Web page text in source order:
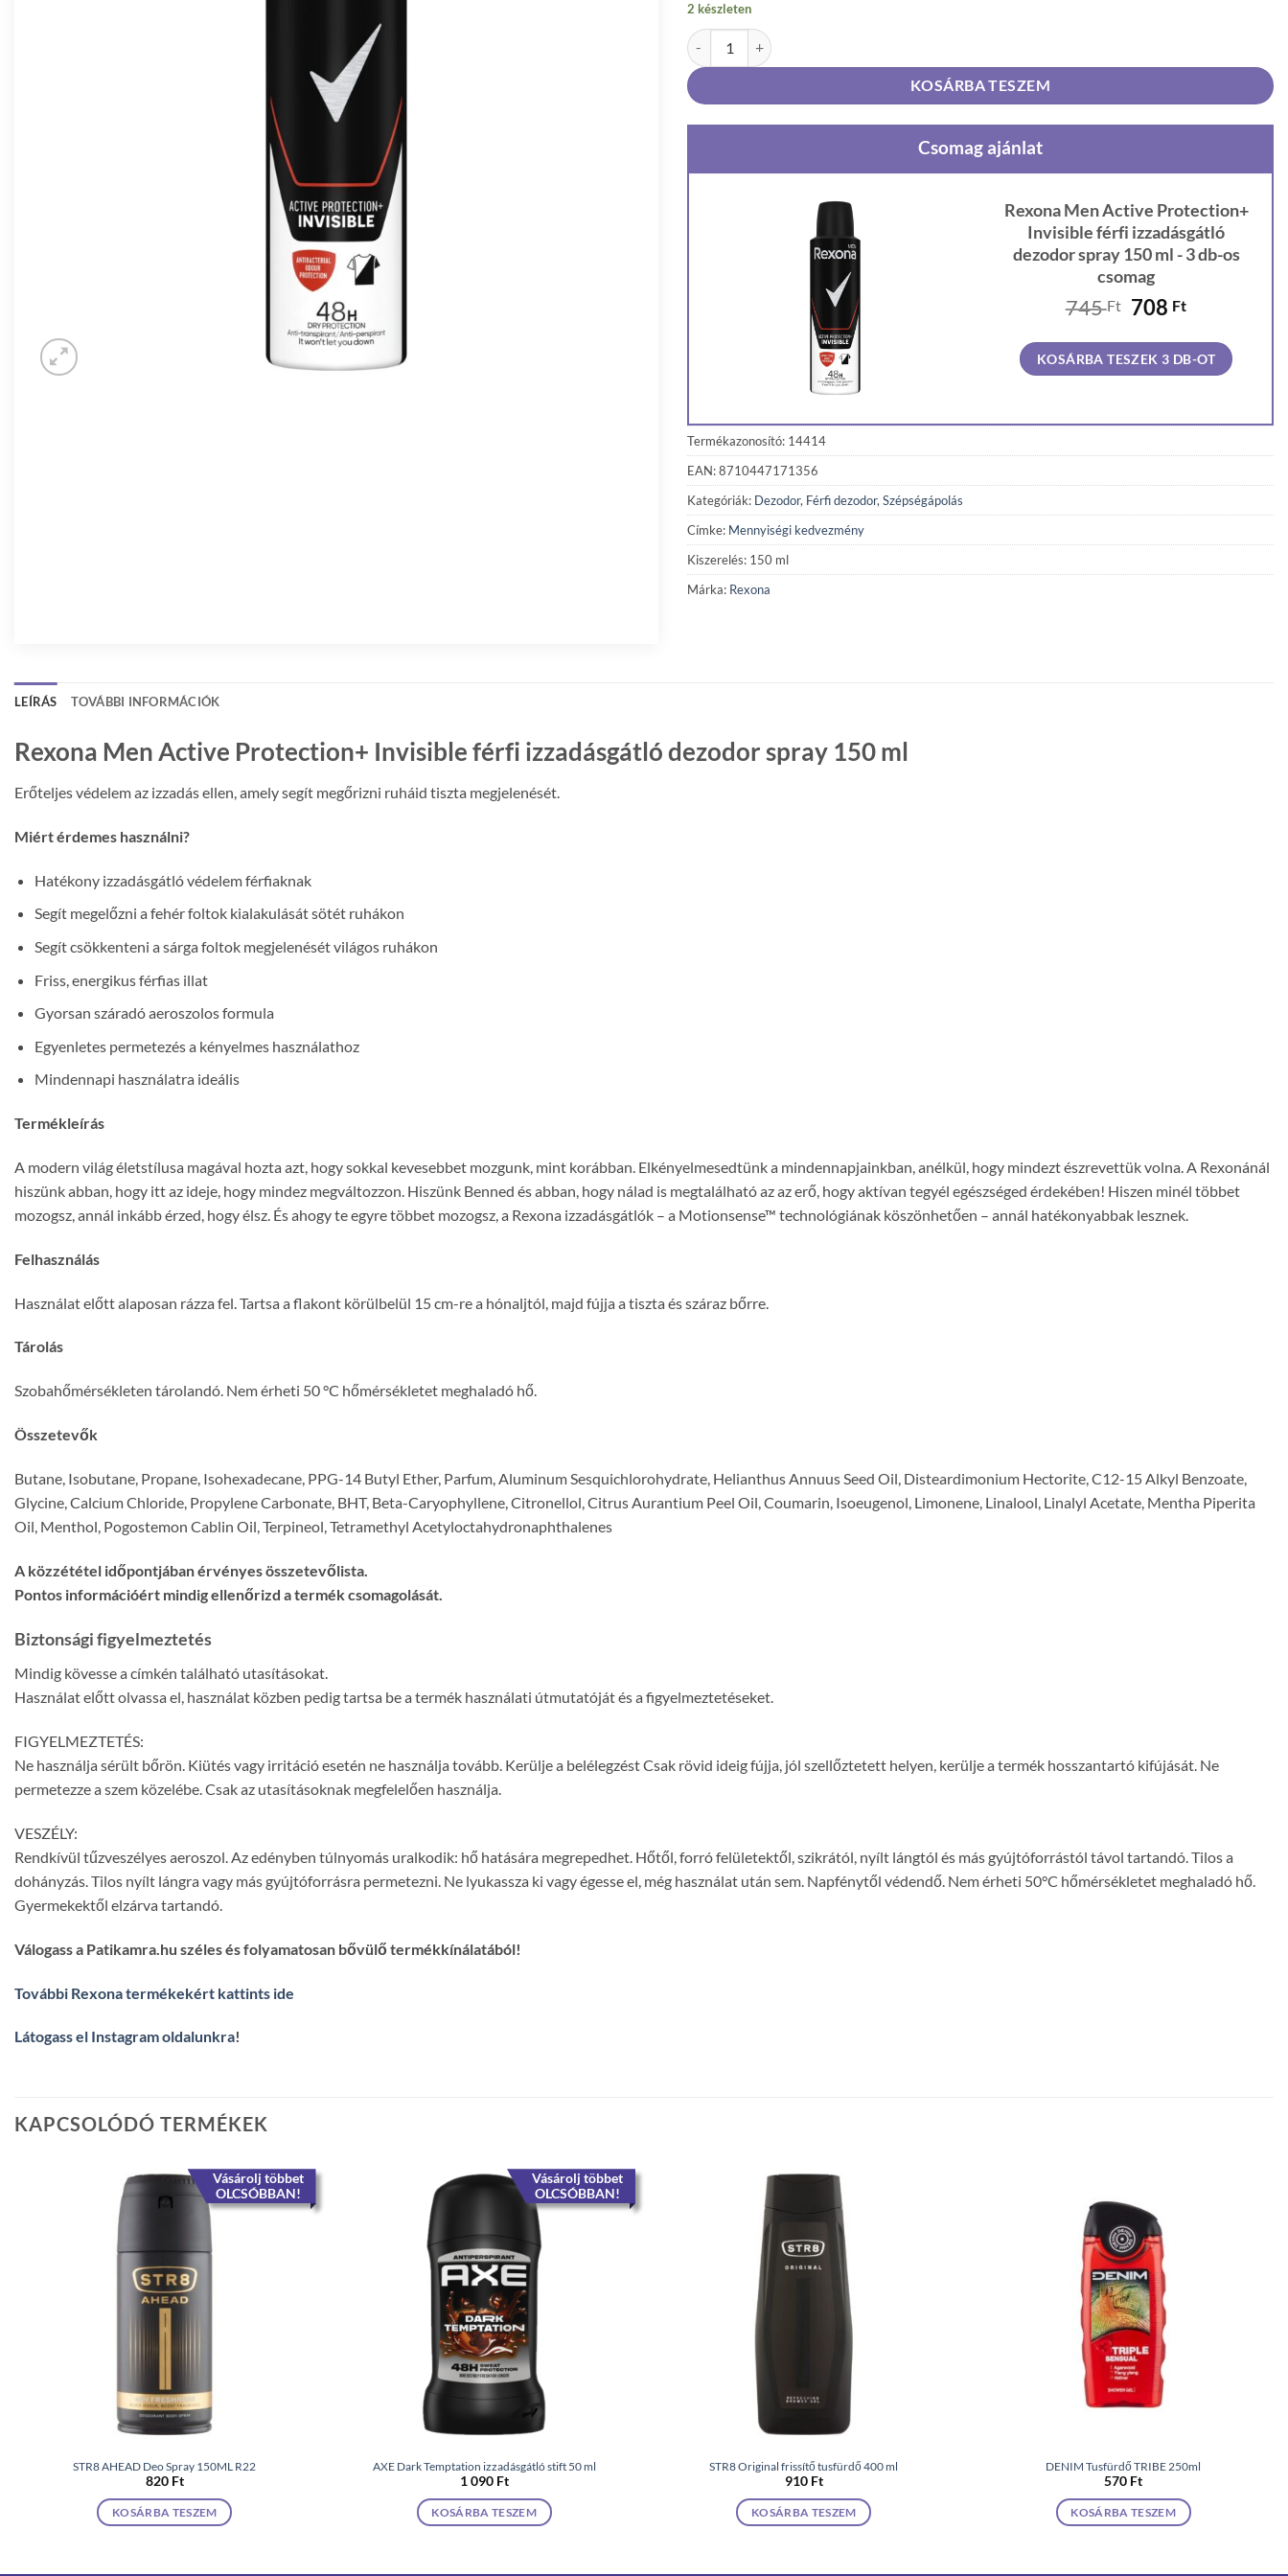
2 készleten
Rexona Men Active Protection+ Invisible férfi izzadásgátló dezodor spray 150 ml mennyiség
KOSÁRBA TESZEM
Csomag ajánlat
Rexona Men Active Protection+
Invisible férfi izzadásgátló
dezodor spray 150 ml - 3 db-os
csomag
745Ft Original
was:
745 Ft.
708 FtCurrent
is:
708 Ft.
KOSÁRBA TESZEK 3 DB-OT
Termékazonosító: 14414
EAN: 8710447171356
Kategóriák: Dezodor, Férfi dezodor, Szépségápolás
Címke: Mennyiségi kedvezmény
Kiszerelés: 150 ml
Márka: Rexona
LEÍRÁS TOVÁBBI INFORMÁCIÓK
Rexona Men Active Protection+ Invisible férfi izzadásgátló dezodor spray 150 ml
Erőteljes védelem az izzadás ellen, amely segít megőrizni ruháid tiszta megjelenését.
Miért érdemes használni?
Hatékony izzadásgátló védelem férfiaknak
Segít megelőzni a fehér foltok kialakulását sötét ruhákon
Segít csökkenteni a sárga foltok megjelenését világos ruhákon
Friss, energikus férfias illat
Gyorsan száradó aeroszolos formula
Egyenletes permetezés a kényelmes használathoz
Mindennapi használatra ideális
Termékleírás
A modern világ életstílusa magával hozta azt, hogy sokkal kevesebbet mozgunk, mint korábban. Elkényelmesedtünk a mindennapjainkban, anélkül, hogy mindezt észrevettük volna. A Rexonánál
hiszünk abban, hogy itt az ideje, hogy mindez megváltozzon. Hiszünk Benned és abban, hogy nálad is megtalálható az az erő, hogy aktívan tegyél egészséged érdekében! Hiszen minél többet
mozogsz, annál inkább érzed, hogy élsz. És ahogy te egyre többet mozogsz, a Rexona izzadásgátlók – a Motionsense™ technológiának köszönhetően – annál hatékonyabbak lesznek.
Felhasználás
Használat előtt alaposan rázza fel. Tartsa a flakont körülbelül 15 cm-re a hónaljtól, majd fújja a tiszta és száraz bőrre.
Tárolás
Szobahőmérsékleten tárolandó. Nem érheti 50 °C hőmérsékletet meghaladó hő.
Összetevők
Butane, Isobutane, Propane, Isohexadecane, PPG-14 Butyl Ether, Parfum, Aluminum Sesquichlorohydrate, Helianthus Annuus Seed Oil, Disteardimonium Hectorite, C12-15 Alkyl Benzoate,
Glycine, Calcium Chloride, Propylene Carbonate, BHT, Beta-Caryophyllene, Citronellol, Citrus Aurantium Peel Oil, Coumarin, Isoeugenol, Limonene, Linalool, Linalyl Acetate, Mentha Piperita
Oil, Menthol, Pogostemon Cablin Oil, Terpineol, Tetramethyl Acetyloctahydronaphthalenes
A közzététel időpontjában érvényes összetevőlista.
Pontos információért mindig ellenőrizd a termék csomagolását.
Biztonsági figyelmeztetés
Mindig kövesse a címkén található utasításokat.
Használat előtt olvassa el, használat közben pedig tartsa be a termék használati útmutatóját és a figyelmeztetéseket.
FIGYELMEZTETÉS:
Ne használja sérült bőrön. Kiütés vagy irritáció esetén ne használja tovább. Kerülje a belélegzést Csak rövid ideig fújja, jól szellőztetett helyen, kerülje a termék hosszantartó kifújását. Ne
permetezze a szem közelébe. Csak az utasításoknak megfelelően használja.
VESZÉLY:
Rendkívül tűzveszélyes aeroszol. Az edényben túlnyomás uralkodik: hő hatására megrepedhet. Hőtől, forró felületektől, szikrától, nyílt lángtól és más gyújtóforrástól távol tartandó. Tilos a
dohányzás. Tilos nyílt lángra vagy más gyújtóforrásra permetezni. Ne lyukassza ki vagy égesse el, még használat után sem. Napfénytől védendő. Nem érheti 50°C hőmérsékletet meghaladó hő.
Gyermekektől elzárva tartandó.
Válogass a Patikamra.hu széles és folyamatosan bővülő termékkínálatából!
További Rexona termékekért kattints ide
Látogass el Instagram oldalunkra!
KAPCSOLÓDÓ TERMÉKEK
Vásárolj többet
OLCSÓBBAN!
STR8 AHEAD Deo Spray 150ML R22
820 Ft
KOSÁRBA TESZEM
Vásárolj többet
OLCSÓBBAN!
AXE Dark Temptation izzadásgátló stift 50 ml
1 090 Ft
KOSÁRBA TESZEM
STR8 Original frissítő tusfürdő 400 ml
910 Ft
KOSÁRBA TESZEM
DENIM Tusfürdő TRIBE 250ml
570 Ft
KOSÁRBA TESZEM